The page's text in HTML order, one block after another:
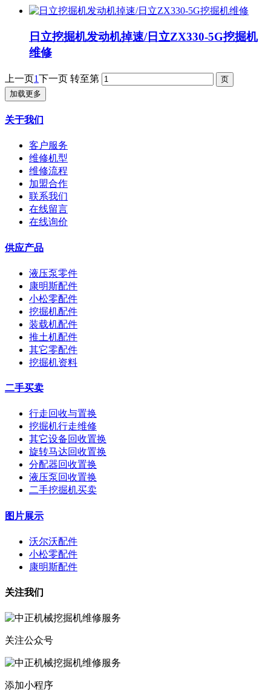
日立挖掘机发动机掉速/日立ZX330-5G挖掘机
维修
上一页1下一页 转至第
加载更多
关于我们
客户服务
维修机型
维修流程
加盟合作
联系我们
在线留言
在线询价
供应产品
液压泵零件
康明斯配件
小松零配件
挖掘机配件
装载机配件
推土机配件
其它零配件
挖掘机资料
二手买卖
行走回收与置换
挖掘机行走维修
其它设备回收置换
旋转马达回收置换
分配器回收置换
液压泵回收置换
二手挖掘机买卖
图片展示
沃尔沃配件
小松零配件
康明斯配件
关注我们
关注公众号
添加小程序